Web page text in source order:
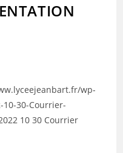
wp-
30-Courrier-
10 30 Courrier